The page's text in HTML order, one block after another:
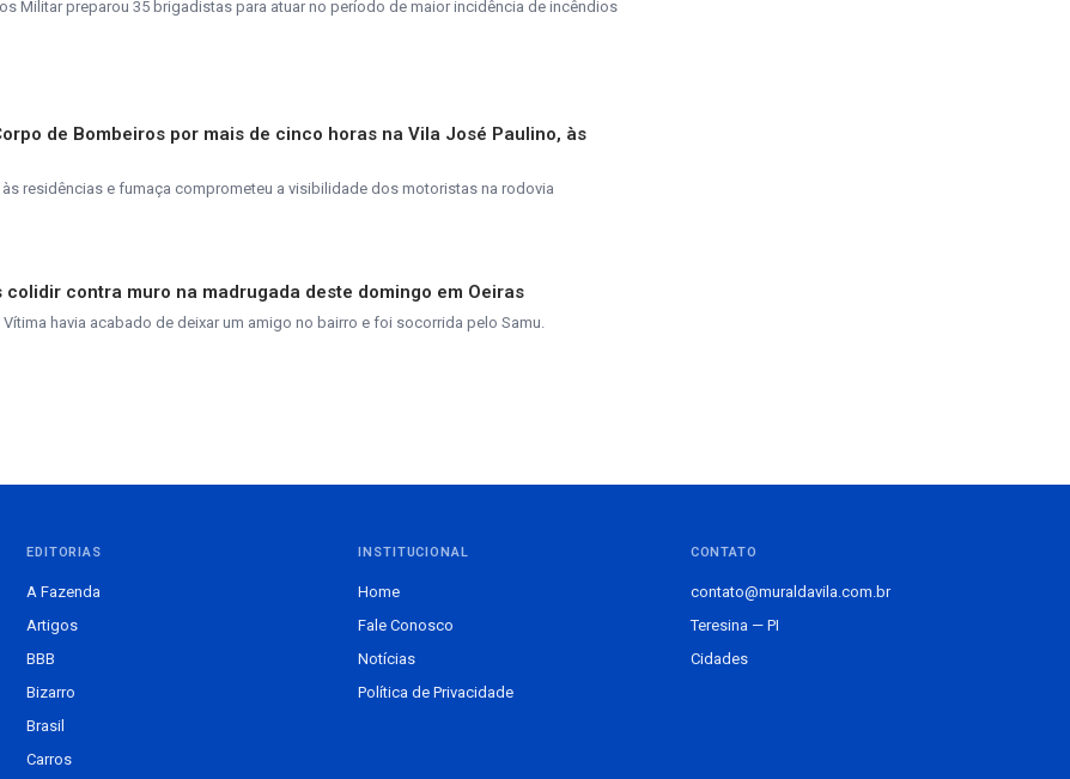
Militar preparou 35 brigadistas para atuar no período de maior incidência de incêndios
de Bombeiros por mais de cinco horas na Vila José Paulino, às
residências e fumaça comprometeu a visibilidade dos motoristas na rodovia
contra muro na madrugada deste domingo em Oeiras
havia acabado de deixar um amigo no bairro e foi socorrida pelo Samu.
EDITORIAS
A Fazenda
Artigos
BBB
Bizarro
Brasil
Carros
INSTITUCIONAL
Home
Fale Conosco
Notícias
Política de Privacidade
CONTATO
contato@muraldavila.com.br
Teresina — PI
Cidades